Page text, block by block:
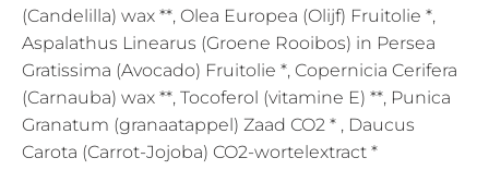
(Candelilla) wax **, Olea Europea (Olijf) Fruitolie *,
Aspalathus Linearus (Groene Rooibos) in Persea
Gratissima (Avocado) Fruitolie *, Copernicia Cerifera
(Carnauba) wax **, Tocoferol (vitamine E) **, Punica
Granatum (granaatappel) Zaad CO2 * , Daucus
Carota (Carrot-Jojoba) CO2-wortelextract *